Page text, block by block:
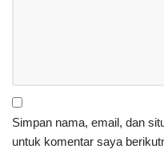
Simpan nama, email, dan
untuk komentar saya